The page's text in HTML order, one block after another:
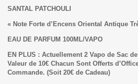
SANTAL PATCHOULI
« Note Forte d’Encens Oriental Antique
EAU DE PARFUM 100ML/VAPO
EN PLUS : Actuellement 2 Vapo de Sac
Valeur de 10€ Chacun Sont Offerts
Commande. (Soit 20€ de Cadeau)